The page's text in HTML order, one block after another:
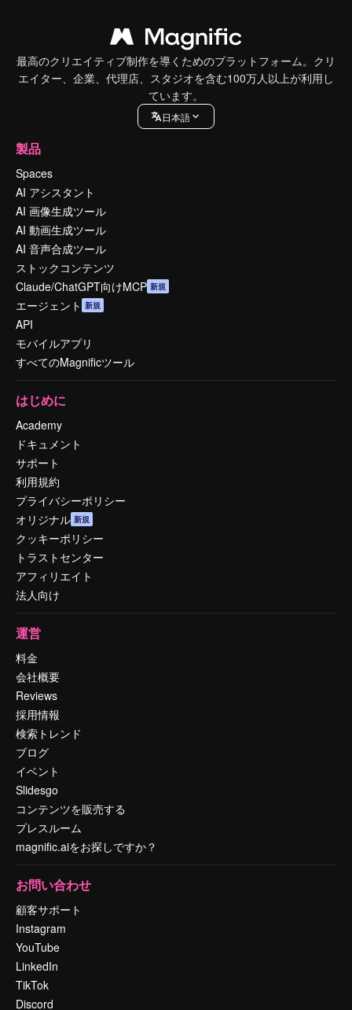
最高のクリエイティブ制作を導くためのプラットフォーム。クリ
エイター、企業、代理店、スタジオを含む100万人以上が利用し
ています。
日本語
製品
Spaces
AI アシスタント
AI 画像生成ツール
AI 動画生成ツール
AI 音声合成ツール
ストックコンテンツ
Claude/ChatGPT向けMCP 新規
エージェント 新規
API
モバイルアプリ
すべてのMagnificツール
はじめに
Academy
ドキュメント
サポート
利用規約
プライバシーポリシー
オリジナル 新規
クッキーポリシー
トラストセンター
アフィリエイト
法人向け
運営
料金
会社概要
Reviews
採用情報
検索トレンド
ブログ
イベント
Slidesgo
コンテンツを販売する
プレスルーム
magnific.aiをお探しですか？
お問い合わせ
顧客サポート
Instagram
YouTube
LinkedIn
TikTok
Discord